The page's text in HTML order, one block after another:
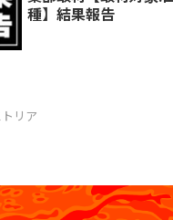
種】結果報告
リア